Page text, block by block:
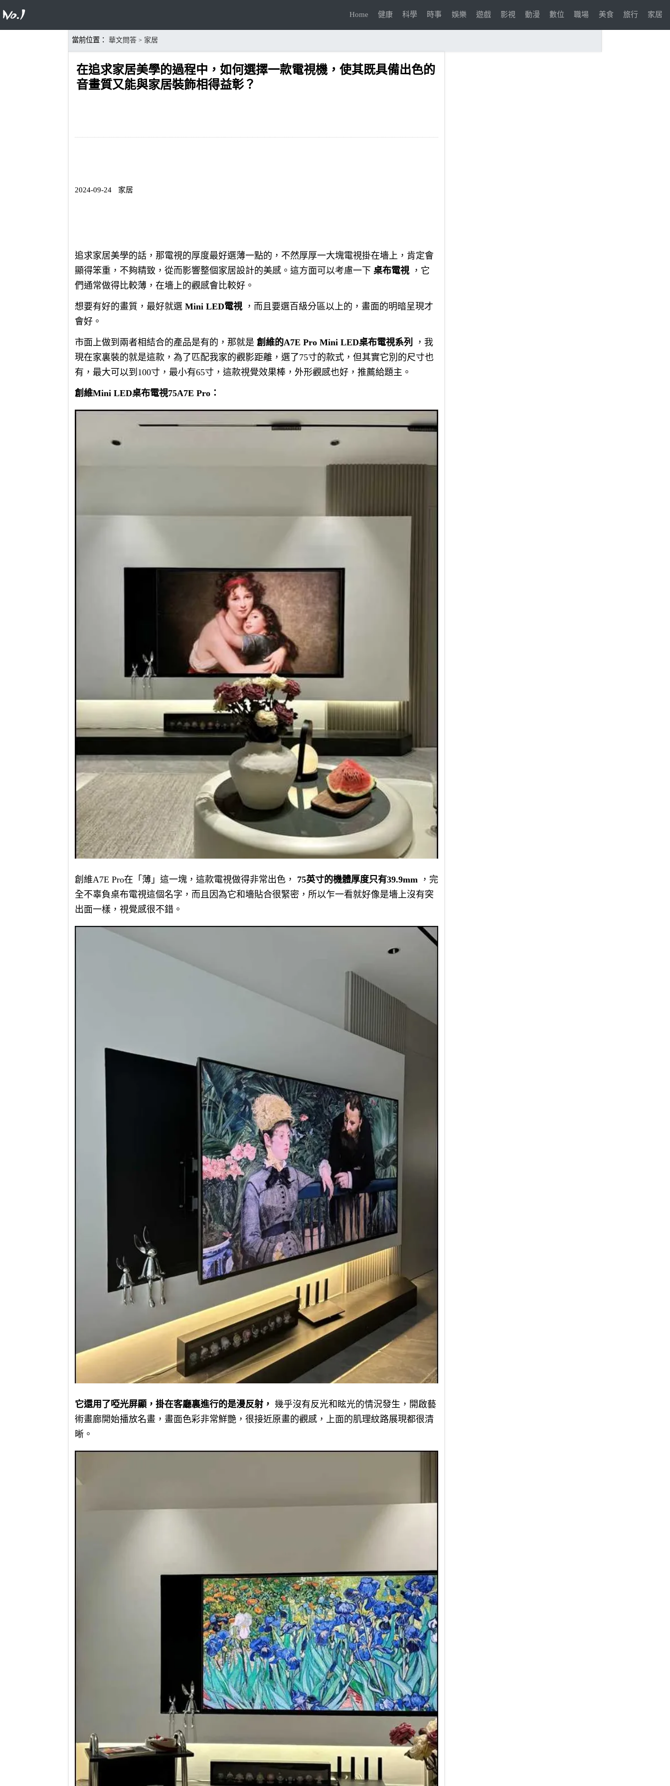
Home 健康 科學 時事 娛樂 遊戲 影視 動漫 數位 職場 美食 旅行 家居
當前位置： 華文問答 > 家居
在追求家居美學的過程中，如何選擇一款電視機，使其既具備出色的
音畫質又能與家居裝飾相得益彰？
2024-09-24 家居
追求家居美學的話，那電視的厚度最好選薄一點的，不然厚厚一大塊電視掛在墻上，肯定會
顯得笨重，不夠精致，從而影響整個家居設計的美感。這方面可以考慮一下 桌布電視 ，它
們通常做得比較薄，在墻上的觀感會比較好。
想要有好的畫質，最好就選 Mini LED電視 ，而且要選百級分區以上的，畫面的明暗呈現才
會好。
市面上做到兩者相結合的產品是有的，那就是 創維的A7E Pro Mini LED桌布電視系列
，我
現在家裏裝的就是這款，為了匹配我家的觀影距離，選了75寸的款式，但其實它別的尺寸也
有，最大可以到100寸，最小有65寸，這款視覺效果棒，外形觀感也好，推薦給題主。
創維Mini LED桌布電視75A7E Pro：
創維A7E Pro在「薄」這一塊，這款電視做得非常出色， 75英寸的機體厚度只有39.9mm
，完
全不辜負桌布電視這個名字，而且因為它和墻貼合很緊密，所以乍一看就好像是墻上沒有突
出面一樣，視覺感很不錯。
它還用了啞光屏顯，掛在客廳裏進行的是漫反射， 幾乎沒有反光和眩光的情況發生，開啟藝
術畫廊開始播放名畫，畫面色彩非常鮮艷，很接近原畫的觀感，上面的肌理紋路展現都很清
晰。